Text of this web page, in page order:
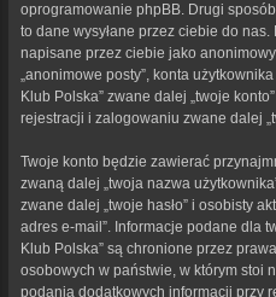
oprogramowanie phpBB. Drugi
to dane wysyłane przez ciebie do
napisane przez ciebie jako
„anonimowe posty”, konta
Klub Polska” zwane dalej „twoje
rejestracji i zalogowaniu zwane dalej
Twoje konto będzie zawierać
zwaną dalej „twoja nazwa
zwane dalej „twoje hasło” i osobisty
adres e-mail”. Informacje podane dla
Klub Polska” są chronione przez
osobowych w państwie, w którym stoi
podania dodatkowych informacji przy